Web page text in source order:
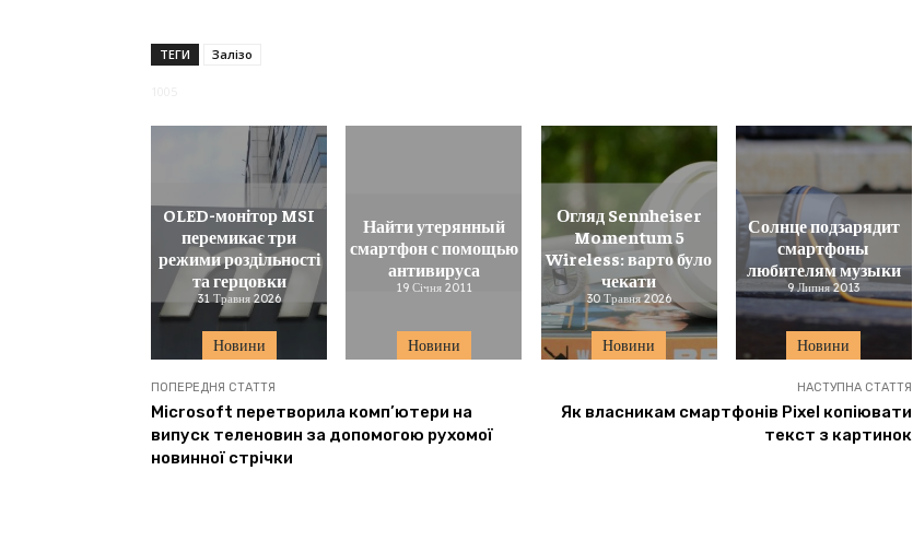
ТЕГИ Залізо
Новини
OLED-монітор MSI
перемикає три
режими роздільності
та герцовки
31 Травня 2026
Новини
Найти утерянный
смартфон с помощью
антивируса
19 Січня 2011
Новини
Огляд Sennheiser
Momentum 5
Wireless: варто було
чекати
30 Травня 2026
Новини
Солнце подзарядит
смартфоны
любителям музыки
9 Липня 2013
ПОПЕРЕДНЯ СТАТТЯ
Microsoft перетворила комп’ютери на
випуск теленовин за допомогою рухомої
новинної стрічки
НАСТУПНА СТАТТЯ
Як власникам смартфонів Pixel копіювати
текст з картинок